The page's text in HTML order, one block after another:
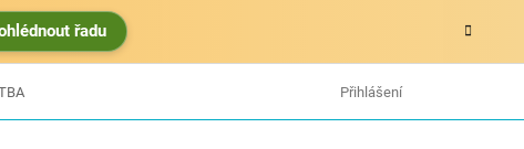
řadu
MOJE OBJEDNÁVKA
Přihlášení